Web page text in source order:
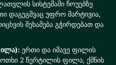
სისტემაში ჩოუებზე
დაგეგმვაც უფრო მარტივია,
შეხამება გჭირდებათ და
ერთი და იმავე ფილის
2 წერტილის ფილა, ქმნის